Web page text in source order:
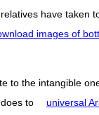
have taken
images of
to the intangible
to universal